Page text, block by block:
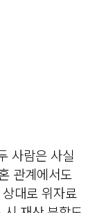
사람은 사실
관계에서도
대로 위자료